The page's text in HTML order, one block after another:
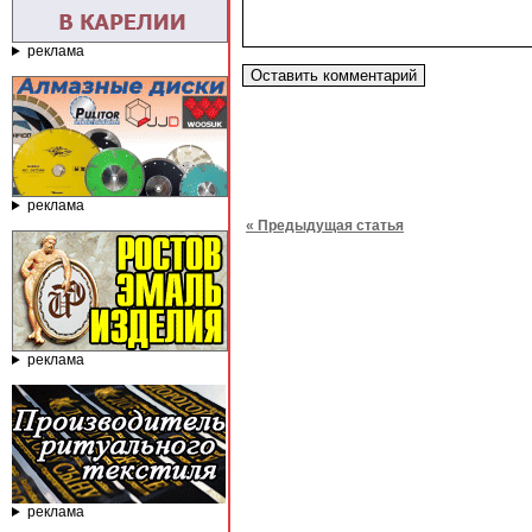
реклама
реклама
реклама
реклама
« Предыдущая статья